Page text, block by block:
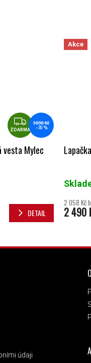
ZDARMA
ZDARMA
3 890 Kč
–30 %
vesta Mylec
DETAIL
Akce
2 058 Kč
2 490
údaji